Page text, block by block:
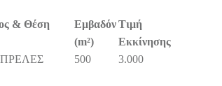
& Θέση
Εμβαδόν
(m²)
Τιμή
Εκκίνησης
500 3.000